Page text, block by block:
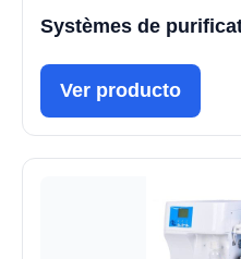
Systèmes de
Ver producto